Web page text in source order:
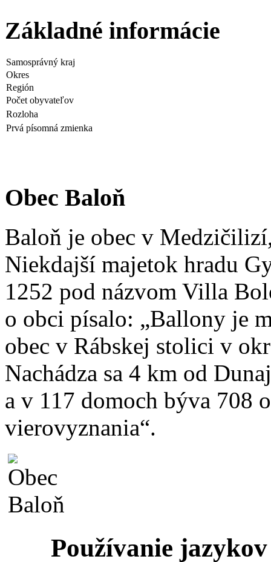
Základné informácie
Samosprávný kraj
Okres
Región
Počet obyvateľov
Rozloha
Prvá písomná zmienka
Obec Baloň
Baloň je obec v
Niekdajší majetok hradu
1252 pod názvom Villa
o obci písalo: „Ballony je
obec v Rábskej stolici v
Nachádza sa 4 km od
a v 117 domoch býva 708
vierovyznania“.
Používanie